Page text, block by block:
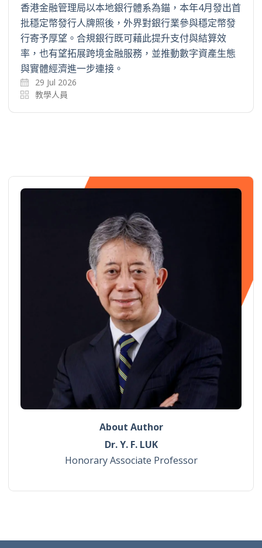
香港金融管理局以本地銀行體系為錨，本年4月發出首
批穩定幣發行人牌照後，外界對銀行業參與穩定幣發
行寄予厚望。合規銀行既可藉此提升支付與結算效
率，也有望拓展跨境金融服務，並推動數字資產生態
與實體經濟進一步連接。
29 Jul 2026
教學人員
About Author
Dr. Y. F. LUK
Honorary Associate Professor